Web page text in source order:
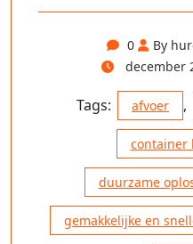
0
By
december
Tags: afvoer ,
container
duurzame
gemakkelijke en